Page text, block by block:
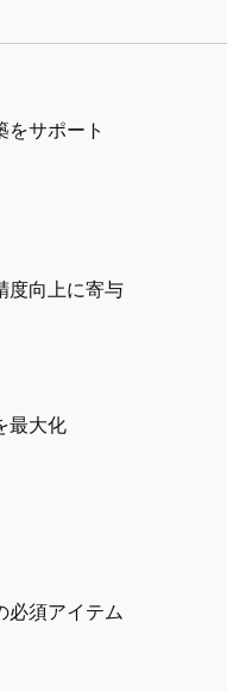
をサポート
度向上に寄与
最大化
必須アイテム